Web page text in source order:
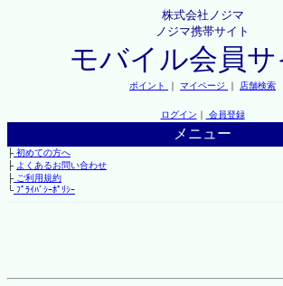
株式会社ノジマ
ノジマ携帯サイト
モバイル会員サ
ポイント ｜ マイページ ｜ 店舗検索
ログイン ｜ 会員登録
メニュー
├初めての方へ
├ よくあるお問い合わせ
├ご利用規約
└ﾌﾟﾗｲﾊﾞｼｰﾎﾟﾘｼｰ